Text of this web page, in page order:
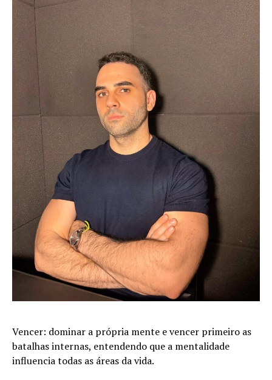
Vencer: dominar a própria mente e vencer primeiro as
batalhas internas, entendendo que a mentalidade
influencia todas as áreas da vida.